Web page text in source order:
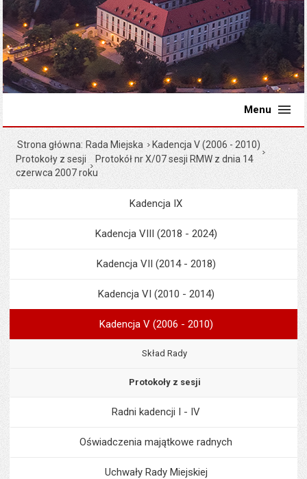
Menu
Strona główna Rada Miejska
Kadencja V (2006 - 2010)
Protokoły z sesji
Protokół nr X/07 sesji RMW z dnia 14
czerwca 2007 roku
Menu
Kadencja IX
Kadencja VIII (2018 - 2024)
Kadencja VII (2014 - 2018)
Kadencja VI (2010 - 2014)
Kadencja V (2006 - 2010)
Skład Rady
Protokoły z sesji
Radni kadencji I - IV
Oświadczenia majątkowe radnych
Uchwały Rady Miejskiej